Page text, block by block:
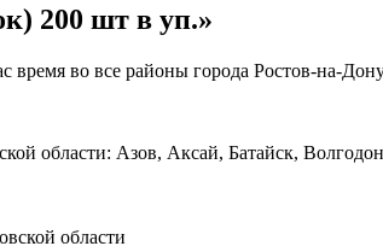
200 шт в уп.»
во все районы города Ростов-на-
области: Азов, Аксай, Батайск,